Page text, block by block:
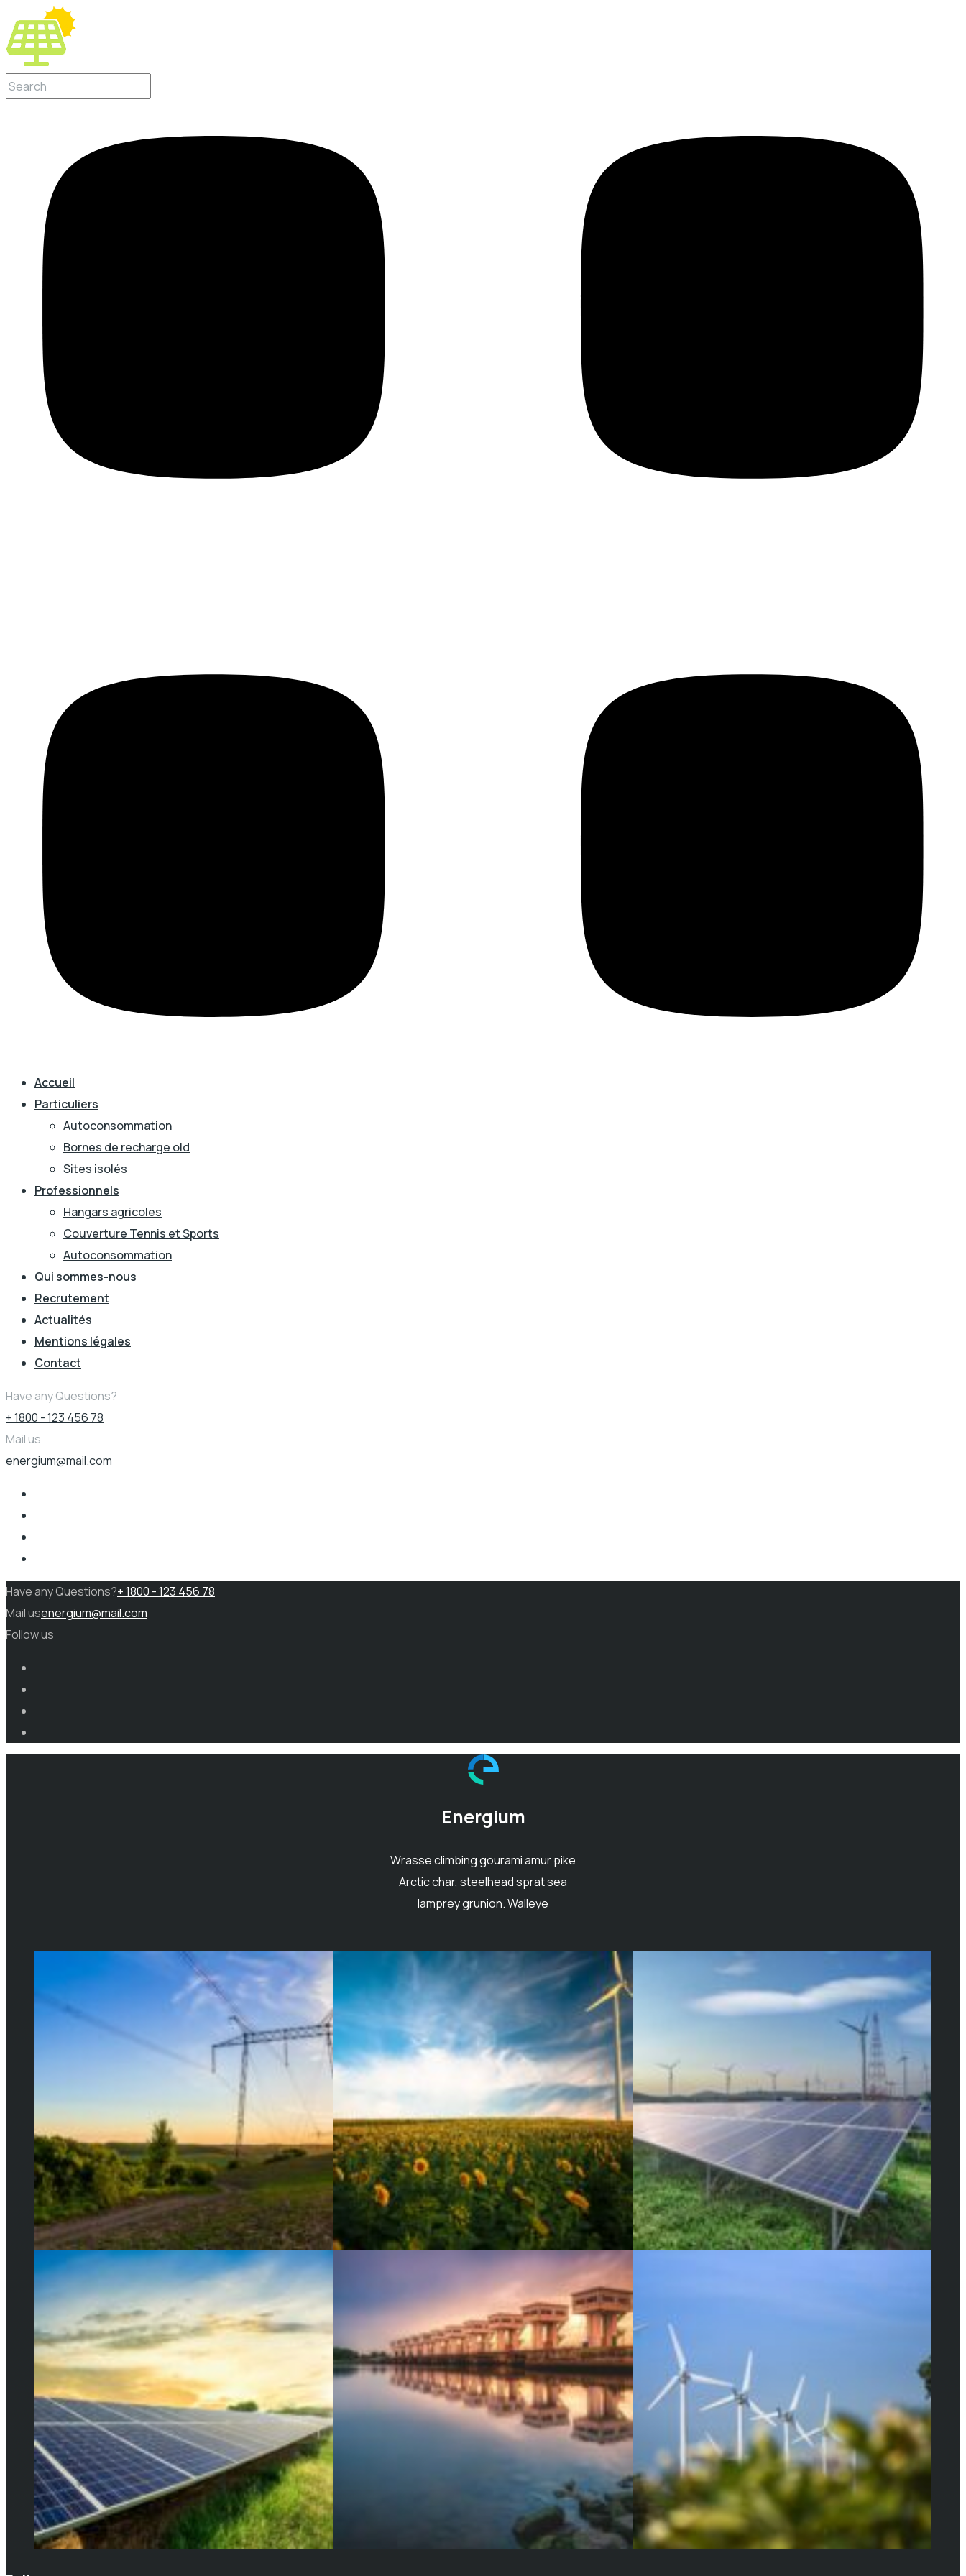
Accueil
Particuliers
Autoconsommation
Bornes de recharge old
Sites isolés
Professionnels
Hangars agricoles
Couverture Tennis et Sports
Autoconsommation
Qui sommes-nous
Recrutement
Actualités
Mentions légales
Contact
Have any Questions?
+ 1800 - 123 456 78
Mail us
energium@mail.com
Have any Questions?+ 1800 - 123 456 78
Mail usenergium@mail.com
Follow us
Energium
Wrasse climbing gourami amur pike
Arctic char, steelhead sprat sea
lamprey grunion. Walleye